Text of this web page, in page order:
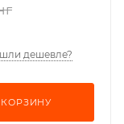
дешевле?
КОРЗИНУ